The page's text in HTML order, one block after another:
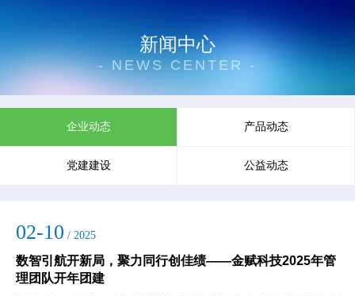
新闻中心
- NEWS CENTER -
企业动态 产品动态
党建建设 公益动态
02-10 / 2025
数智引航开新局，聚力同行创佳绩——金赋科技2025年管
理团队开年团建